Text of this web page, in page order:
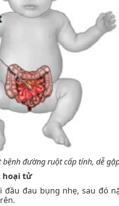
đường ruột cấp tính, dễ
hoại tử
đầu đau bụng nhẹ, sau đó